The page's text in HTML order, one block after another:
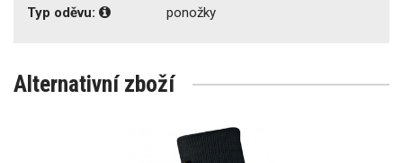
Typ oděvu: ponožky
Alternativní zboží